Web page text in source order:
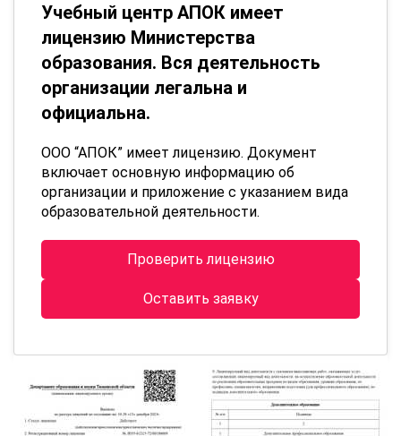
Учебный центр АПОК имеет
лицензию Министерства
образования. Вся деятельность
организации легальна и
официальна.
ООО “АПОК” имеет лицензию. Документ
включает основную информацию об
организации и приложение с указанием вида
образовательной деятельности.
Проверить лицензию
Оставить заявку